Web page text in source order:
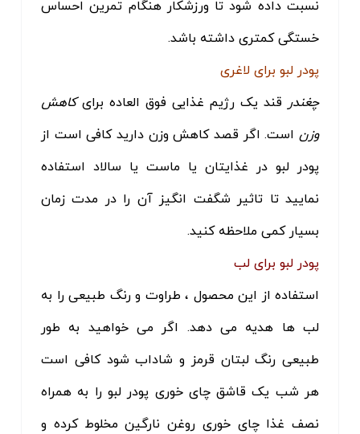
نسبت داده شود تا ورزشکار هنگام تمرین احساس
خستگی کمتری داشته باشد.
پودر لبو برای لاغری
چغندر قند یک رژیم غذایی فوق العاده برایکاهش
وزن است. اگر قصد کاهش وزن دارید کافی است از
پودر لبو در غذایتان یا ماست یا سالاد استفاده
نمایید تا تاثیر شگفت انگیز آن را در مدت زمان
بسیار کمی ملاحظه کنید.
پودر لبو برای لب
استفاده از این محصول ، طراوت و رنگ طبیعی را به
لب ها هدیه می دهد. اگر می خواهید به طور
طبیعی رنگ لبتان قرمز و شاداب شود کافی است
هر شب یک قاشق چای خوری پودر لبو را به همراه
نصف غذا چای خوری روغن نارگین مخلوط کرده و